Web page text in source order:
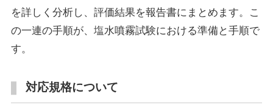
を詳しく分析し、評価結果を報告書にまとめます。こ
の一連の手順が、塩水噴霧試験における準備と手順で
す。
対応規格について